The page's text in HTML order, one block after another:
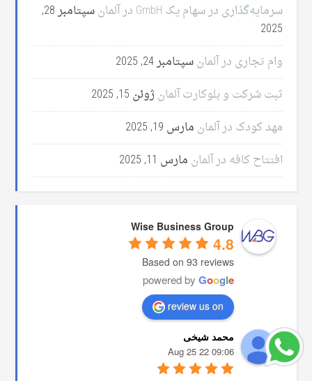
سرمایه‌گذاری در سهام یک GmbH در آلمان
سپتامبر 28,
2025
وام تجاری در آلمانسپتامبر 24, 2025
ثبت شرکت و بلوکارت آلمان ژوئن 15, 2025
مهد کودک در آلمان مارس 19, 2025
افتتاح کافه در آلمان مارس 11, 2025
Wise Business Group
4.8
Based on 93 reviews
powered by Google
review us on
محمد شیخی
09:06 22 Aug 25